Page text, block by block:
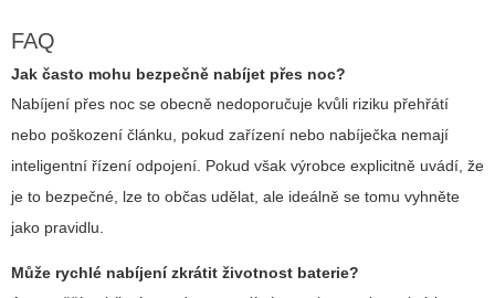
FAQ
Jak často mohu bezpečně nabíjet přes noc?
Nabíjení přes noc se obecně nedoporučuje kvůli riziku přehřátí
nebo poškození článku, pokud zařízení nebo nabíječka nemají
inteligentní řízení odpojení. Pokud však výrobce explicitně uvádí, že
je to bezpečné, lze to občas udělat, ale ideálně se tomu vyhněte
jako pravidlu.
Může rychlé nabíjení zkrátit životnost baterie?